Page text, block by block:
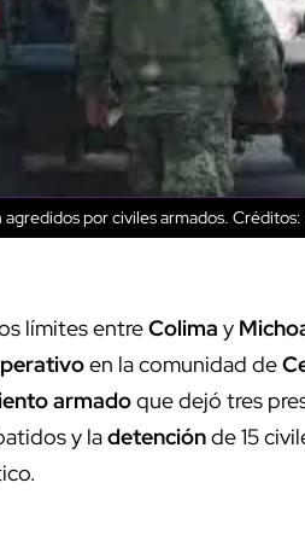
por civiles armados. Créditos:
límites entreColima y
en la comunidad de
armadoque dejó tres
y ladetenciónde 15